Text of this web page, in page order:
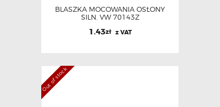
BLASZKA MOCOWANIA OSŁONY
SILN. VW 70143Z
1.43zł z VAT
Out of stock